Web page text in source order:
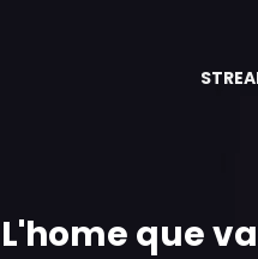
L'home que